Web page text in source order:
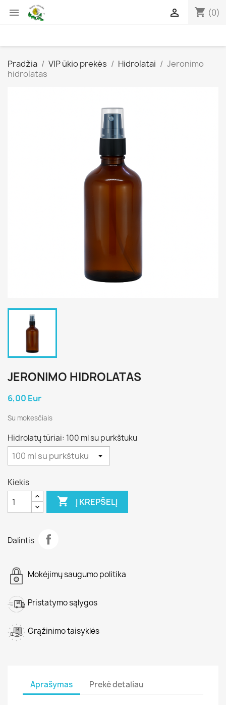
 shopping_cart (0)

Pradžia VIP ūkio prekės Hidrolatai
Jeronimo
hidrolatas
JERONIMO HIDROLATAS
6,00 Eur
Su mokesčiais
Hidrolatų tūriai: 100 ml su purkštuku
Kiekis
 Į KREPŠELĮ
Dalintis
Mokėjimų saugumo politika
Pristatymo sąlygos
Grąžinimo taisyklės
Aprašymas Prekė detaliau